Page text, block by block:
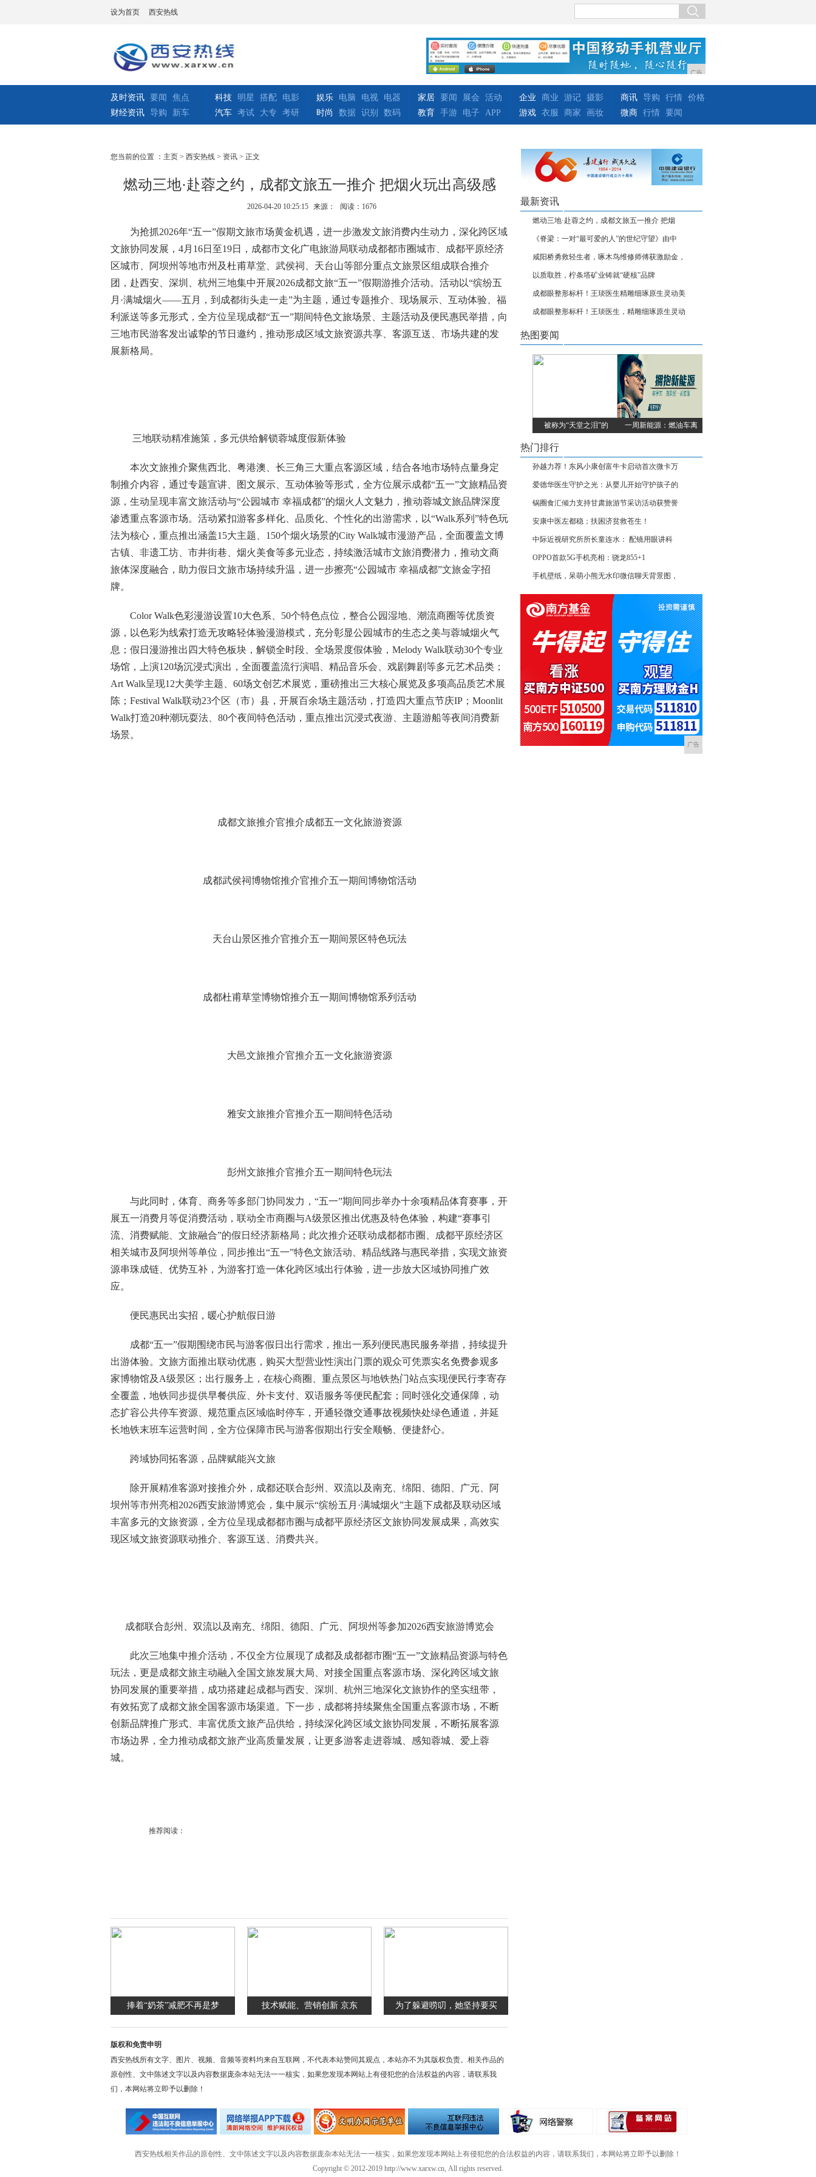
设为首页 西安热线
广告
及时资讯 要闻
焦点
财经资讯 导购 新车
科技 明星 搭配
电影
汽车 考试 大专 考研
娱乐 电脑 电视
电器
时尚
数据 识别 数码
家居 要闻 展会
活动
教育
手游 电子 APP
企业 商业 游记 摄影
游戏 衣服 商家 画妆
商讯 导购 行情 价格
微商 行情 要闻
您当前的位置 ： 主页 > 西安热线 > 资讯 > 正文
燃动三地·赴蓉之约，成都文旅五一推介 把烟火玩出高级感
2026-04-20 10:25:15 来源： 阅读：1676
为抢抓2026年“五一”假期文旅市场黄金机遇，进一步激发文旅消费内生动力，深化跨区域
文旅协同发展，4月16日至19日，成都市文化广电旅游局联动成都都市圈城市、成都平原经济
区城市、阿坝州等地市州及杜甫草堂、武侯祠、天台山等部分重点文旅景区组成联合推介
团，赴西安、深圳、杭州三地集中开展2026成都文旅“五一”假期游推介活动。活动以“缤纷五
月·满城烟火——五月，到成都街头走一走”为主题，通过专题推介、现场展示、互动体验、福
利派送等多元形式，全方位呈现成都“五一”期间特色文旅场景、主题活动及便民惠民举措，向
三地市民游客发出诚挚的节日邀约，推动形成区域文旅资源共享、客源互送、市场共建的发
展新格局。
三地联动精准施策，多元供给解锁蓉城度假新体验
本次文旅推介聚焦西北、粤港澳、长三角三大重点客源区域，结合各地市场特点量身定
制推介内容，通过专题宣讲、图文展示、互动体验等形式，全方位展示成都“五一”文旅精品资
源，生动呈现丰富文旅活动与“公园城市 幸福成都”的烟火人文魅力，推动蓉城文旅品牌深度
渗透重点客源市场。活动紧扣游客多样化、品质化、个性化的出游需求，以“Walk系列”特色玩
法为核心，重点推出涵盖15大主题、150个烟火场景的City Walk城市漫游产品，全面覆盖文博
古镇、非遗工坊、市井街巷、烟火美食等多元业态，持续激活城市文旅消费潜力，推动文商
旅体深度融合，助力假日文旅市场持续升温，进一步擦亮“公园城市 幸福成都”文旅金字招
牌。
Color Walk色彩漫游设置10大色系、50个特色点位，整合公园湿地、潮流商圈等优质资
源，以色彩为线索打造无攻略轻体验漫游模式，充分彰显公园城市的生态之美与蓉城烟火气
息；假日漫游推出四大特色板块，解锁全时段、全场景度假体验，Melody Walk联动30个专业
场馆，上演120场沉浸式演出，全面覆盖流行演唱、精品音乐会、戏剧舞剧等多元艺术品类；
Art Walk呈现12大美学主题、60场文创艺术展览，重磅推出三大核心展览及多项高品质艺术展
陈；Festival Walk联动23个区（市）县，开展百余场主题活动，打造四大重点节庆IP；Moonlit
Walk打造20种潮玩耍法、80个夜间特色活动，重点推出沉浸式夜游、主题游船等夜间消费新
场景。
成都文旅推介官推介成都五一文化旅游资源
成都武侯祠博物馆推介官推介五一期间博物馆活动
天台山景区推介官推介五一期间景区特色玩法
成都杜甫草堂博物馆推介五一期间博物馆系列活动
大邑文旅推介官推介五一文化旅游资源
雅安文旅推介官推介五一期间特色活动
彭州文旅推介官推介五一期间特色玩法
与此同时，体育、商务等多部门协同发力，“五一”期间同步举办十余项精品体育赛事，开
展五一消费月等促消费活动，联动全市商圈与A级景区推出优惠及特色体验，构建“赛事引
流、消费赋能、文旅融合”的假日经济新格局；此次推介还联动成都都市圈、成都平原经济区
相关城市及阿坝州等单位，同步推出“五一”特色文旅活动、精品线路与惠民举措，实现文旅资
源串珠成链、优势互补，为游客打造一体化跨区域出行体验，进一步放大区域协同推广效
应。
便民惠民出实招，暖心护航假日游
成都“五一”假期围绕市民与游客假日出行需求，推出一系列便民惠民服务举措，持续提升
出游体验。文旅方面推出联动优惠，购买大型营业性演出门票的观众可凭票实名免费参观多
家博物馆及A级景区；出行服务上，在核心商圈、重点景区与地铁热门站点实现便民行李寄存
全覆盖，地铁同步提供早餐供应、外卡支付、双语服务等便民配套；同时强化交通保障，动
态扩容公共停车资源、规范重点区域临时停车，开通轻微交通事故视频快处绿色通道，并延
长地铁末班车运营时间，全方位保障市民与游客假期出行安全顺畅、便捷舒心。
跨域协同拓客源，品牌赋能兴文旅
除开展精准客源对接推介外，成都还联合彭州、双流以及南充、绵阳、德阳、广元、阿
坝州等市州亮相2026西安旅游博览会，集中展示“缤纷五月·满城烟火”主题下成都及联动区域
丰富多元的文旅资源，全方位呈现成都都市圈与成都平原经济区文旅协同发展成果，高效实
现区域文旅资源联动推介、客源互送、消费共兴。
成都联合彭州、双流以及南充、绵阳、德阳、广元、阿坝州等参加2026西安旅游博览会
此次三地集中推介活动，不仅全方位展现了成都及成都都市圈“五一”文旅精品资源与特色
玩法，更是成都文旅主动融入全国文旅发展大局、对接全国重点客源市场、深化跨区域文旅
协同发展的重要举措，成功搭建起成都与西安、深圳、杭州三地深化文旅协作的坚实纽带，
有效拓宽了成都文旅全国客源市场渠道。下一步，成都将持续聚焦全国重点客源市场，不断
创新品牌推广形式、丰富优质文旅产品供给，持续深化跨区域文旅协同发展，不断拓展客源
市场边界，全力推动成都文旅产业高质量发展，让更多游客走进蓉城、感知蓉城、爱上蓉
城。
推荐阅读：
捧着“奶茶”减肥不再是梦 技术赋能、营销创新 京东 为了躲避唠叨，她坚持要买
版权和免责申明
西安热线所有文字、图片、视频、音频等资料均来自互联网，不代表本站赞同其观点，本站亦不为其版权负责。相关作品的
原创性、文中陈述文字以及内容数据庞杂本站无法一一核实，如果您发现本网站上有侵犯您的合法权益的内容，请联系我
们，本网站将立即予以删除！
最新资讯
燃动三地·赴蓉之约，成都文旅五一推介 把烟
《脊梁：一对“最可爱的人”的世纪守望》由中
咸阳桥勇救轻生者，啄木鸟维修师傅获激励金，
以质取胜，柠条塔矿业铸就“硬核”品牌
成都眼整形标杆！王琰医生精雕细琢原生灵动美
成都眼整形标杆！王琰医生，精雕细琢原生灵动
热图要闻
被称为“天堂之泪”的 一周新能源：燃油车离
热门排行
孙越力荐！东风小康创富牛卡启动首次微卡万
爱德华医生守护之光：从婴儿开始守护孩子的
锅圈食汇倾力支持甘肃旅游节采访活动获赞誉
安康中医左都稳；扶困济贫救苍生！
中际近视研究所所长童连水： 配镜用眼讲科
OPPO首款5G手机亮相：骁龙855+1
手机壁纸，呆萌小熊无水印微信聊天背景图，
广告
西安热线相关作品的原创性、文中陈述文字以及内容数据庞杂本站无法一一核实，如果您发现本网站上有侵犯您的合法权益的内容，请联系我们，本网站将立即予以删除！
Copyright © 2012-2019 http://www.xarxw.cn, All rights reserved.